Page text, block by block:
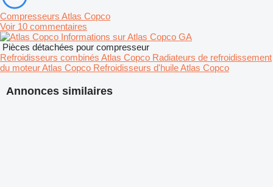
Annonces similaires
Compresseurs Atlas Copco
Voir 10 commentaires
Informations sur Atlas Copco GA
Pièces détachées pour compresseur
Refroidisseurs combinés Atlas Copco Radiateurs de refroidissement
du moteur Atlas Copco Refroidisseurs d'huile Atlas Copco